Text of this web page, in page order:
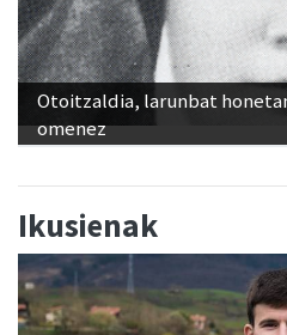
Otoitzaldia, larunbat
omenez
Ikusienak